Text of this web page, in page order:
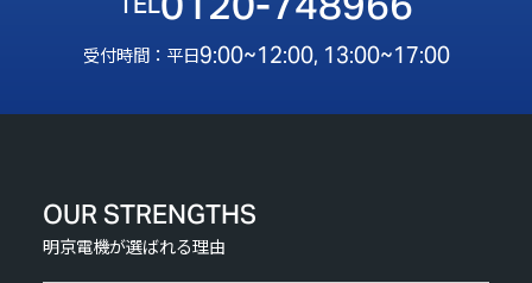
受付時間：平日9:00~12:00, 13:00~17:00
OUR STRENGTHS
明京電機が選ばれる理由